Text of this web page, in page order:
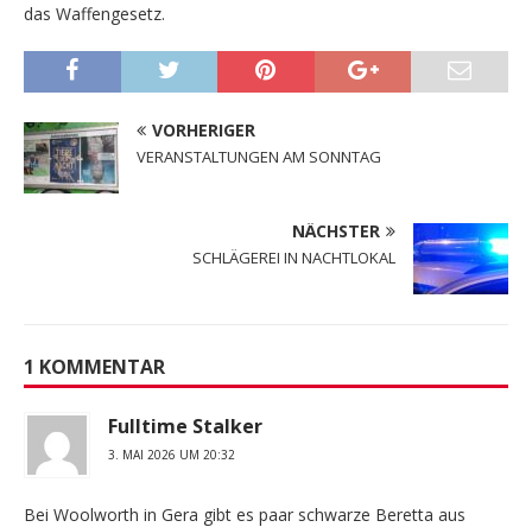
das Waffengesetz.
VORHERIGER
VERANSTALTUNGEN AM SONNTAG
NÄCHSTER
SCHLÄGEREI IN NACHTLOKAL
1 KOMMENTAR
Fulltime Stalker
3. MAI 2026 UM 20:32
Bei Woolworth in Gera gibt es paar schwarze Beretta aus